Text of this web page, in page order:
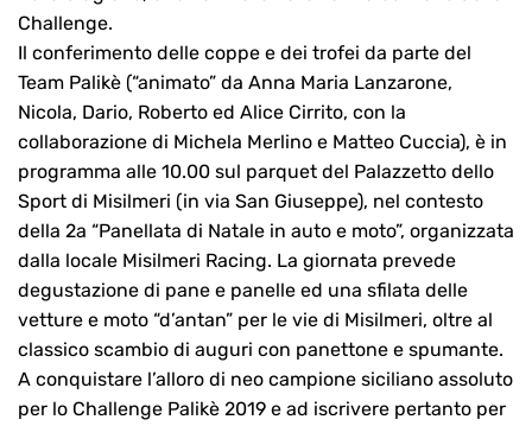
Challenge.
Il conferimento delle coppe e dei trofei da parte del
Team Palikè (“animato” da Anna Maria Lanzarone,
Nicola, Dario, Roberto ed Alice Cirrito, con la
collaborazione di Michela Merlino e Matteo Cuccia), è in
programma alle 10.00 sul parquet del Palazzetto dello
Sport di Misilmeri (in via San Giuseppe), nel contesto
della 2a “Panellata di Natale in auto e moto”, organizzata
dalla locale Misilmeri Racing. La giornata prevede
degustazione di pane e panelle ed una sfilata delle
vetture e moto “d’antan” per le vie di Misilmeri, oltre al
classico scambio di auguri con panettone e spumante.
A conquistare l’alloro di neo campione siciliano assoluto
per lo Challenge Palikè 2019 e ad iscrivere pertanto per